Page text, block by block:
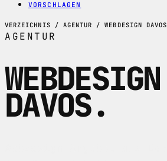
VORSCHLAGEN
VERZEICHNIS / AGENTUR / WEBDESIGN DAVOS
AGENTUR
WEBDESIGN
DAVOS.